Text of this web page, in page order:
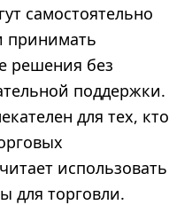
самостоятельно
принимать
решения без
поддержки.
для тех, кто
использовать
для торговли.